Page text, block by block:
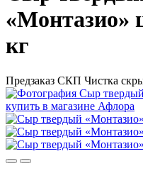
«Монтазио»
кг
Предзаказ СКП Чистка